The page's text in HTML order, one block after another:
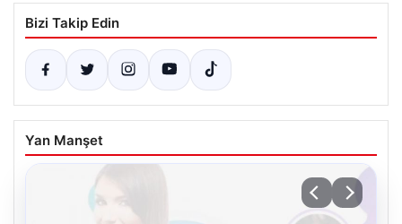
Bizi Takip Edin
Yan Manşet